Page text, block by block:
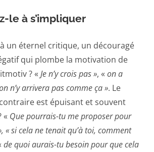
le à s’impliquer
un éternel critique, un découragé
qui plombe la motivation de
? « Je n’y crois pas », « on a
n’y arrivera pas comme ça ». Le
est épuisant et souvent
« Que pourrais-tu me proposer pour
« si cela ne tenait qu’à toi, comment
de quoi aurais-tu besoin pour que cela